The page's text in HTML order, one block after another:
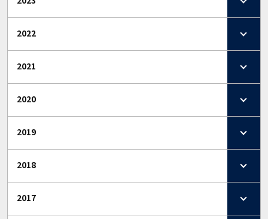
2022
2021
2020
2019
2018
2017